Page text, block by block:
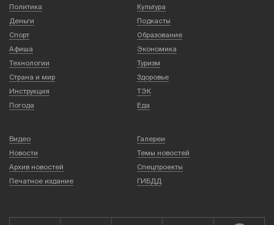
Политика
Культура
Деньги
Подкасты
Спорт
Образование
Афиша
Экономика
Технологии
Туризм
Страна и мир
Здоровье
Инструкция
ТЭК
Погода
Еда
Видео
Галереи
Новости
Темы новостей
Архив новостей
Спецпроекты
Печатное издание
ГИБДД